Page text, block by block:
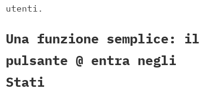
utenti.
Una funzione semplice: il
pulsante @ entra negli
Stati